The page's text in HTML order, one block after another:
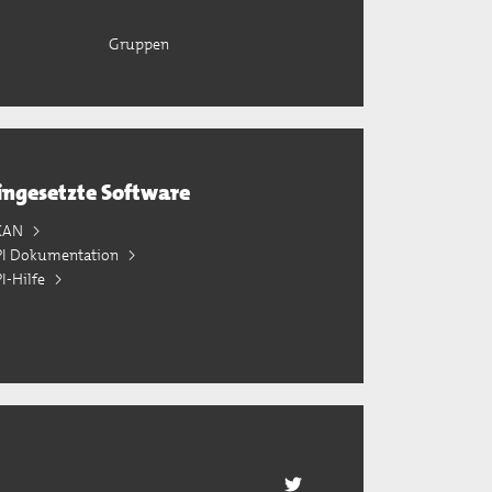
Gruppen
Software
Dokumentation
Hilfe